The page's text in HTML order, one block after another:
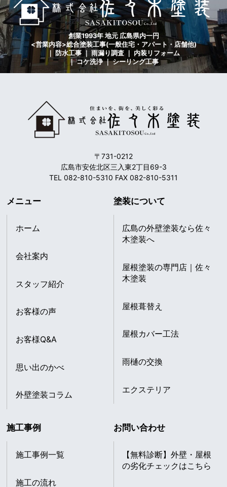
創業1993年 地元 広島県内一円
<営業内容>総合塗装工事(一般住宅・アパート・店舗他)
｜ 防水工事 ｜ 雨漏り調査 ｜ 内装リフォーム
｜ コケ洗浄 ｜ シーリング工事
〒731-0212
広島市安佐北区三入東2丁目69-3
TEL 082-810-5310 FAX 082-810-5311
メニュー
ホーム
会社案内
スタッフ紹介
お客様の声
お客様Q&A
思い出のかべ
外壁塗装コラム
塗装について
広島の外壁塗装なら佐々
木塗装へ
屋根塗装の専門店｜佐々
木塗装
屋根葺替え
屋根カバー工法
雨樋の交換
エクステリア
施工事例
施工事例一覧
施工の流れ
お問い合わせ
【無料診断】外壁・屋根
の劣化チェックはこちら